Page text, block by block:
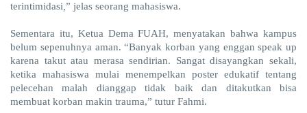
terintimidasi,” jelas seorang mahasiswa.
Sementara itu, Ketua Dema FUAH, menyatakan bahwa kampus
belum sepenuhnya aman. “Banyak korban yang enggan speak up
karena takut atau merasa sendirian. Sangat disayangkan sekali,
ketika mahasiswa mulai menempelkan poster edukatif tentang
pelecehan malah dianggap tidak baik dan ditakutkan bisa
membuat korban makin trauma,” tutur Fahmi.